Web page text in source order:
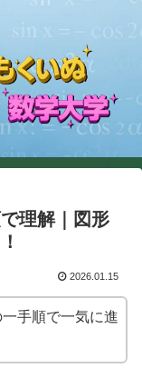
理解｜図形
2026.01.15
手順で一気に進